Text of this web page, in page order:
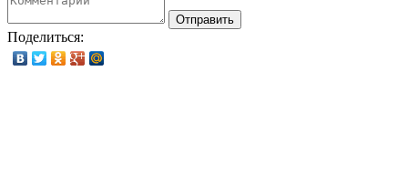
Отправить
Поделиться: